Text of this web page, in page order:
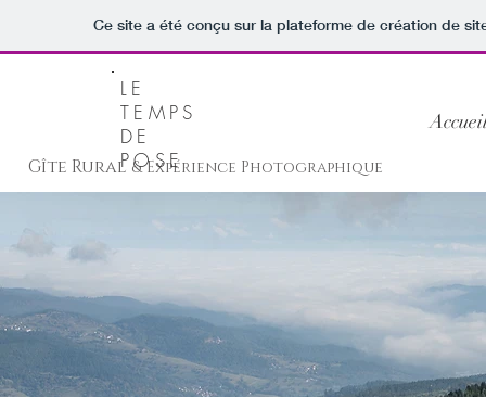
Ce site a été conçu sur la plateforme de création de
LE
TEMPS
DE
POSE
Gîte Rural & Expérience Photographique